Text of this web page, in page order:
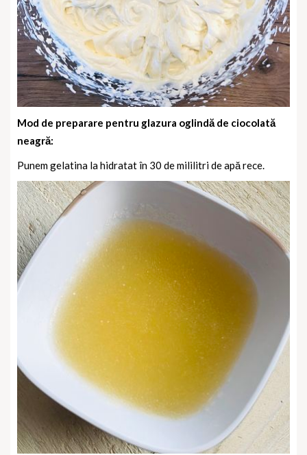
Mod de preparare pentru glazura oglindă de ciocolată
neagră:
Punem gelatina la hidratat în 30 de mililitri de apă rece.